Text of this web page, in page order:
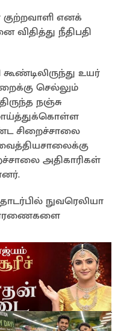
எனக்
நீதிபதி
உயர்
செல்லும்
நஞ்சு
சிறைச்சாலை
அதிகாரிகள்
நுவரெலியா